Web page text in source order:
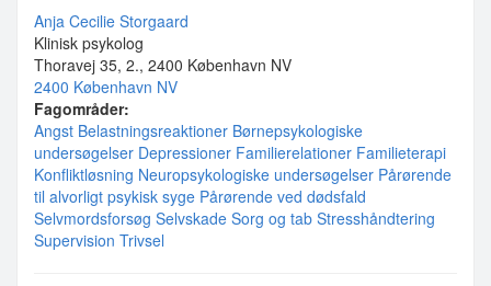
Anja Cecilie Storgaard
Klinisk psykolog
Thoravej 35, 2., 2400 København NV
2400 København NV
Fagområder:
Angst Belastningsreaktioner Børnepsykologiske
undersøgelser Depressioner Familierelationer Familieterapi
Konfliktløsning Neuropsykologiske undersøgelser Pårørende
til alvorligt psykisk syge Pårørende ved dødsfald
Selvmordsforsøg Selvskade Sorg og tab Stresshåndtering
Supervision Trivsel